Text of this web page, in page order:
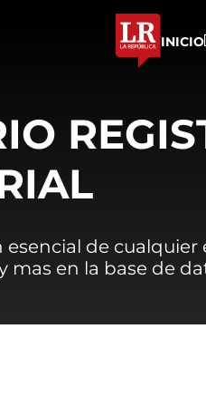
INICIO
esencial de
mas en la base de